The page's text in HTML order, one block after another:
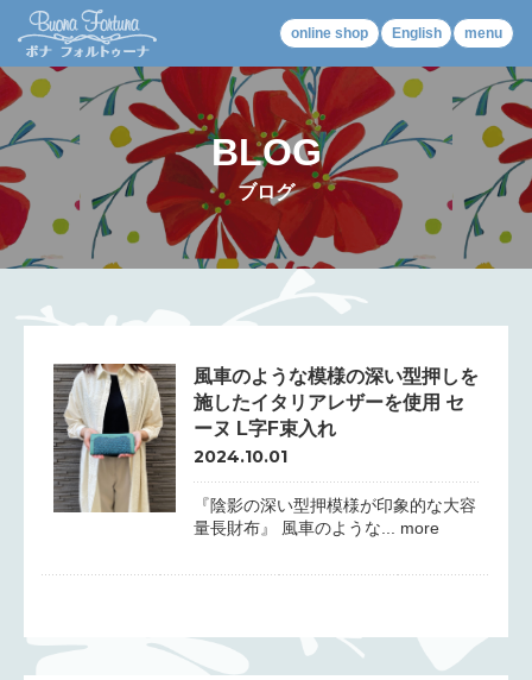
online shop English menu
BLOG
ブログ
風車のような模様の深い型押しを
施したイタリアレザーを使用 セ
ーヌ L字F束入れ
2024.10.01
『陰影の深い型押模様が印象的な大容
量長財布』 風車のような... more